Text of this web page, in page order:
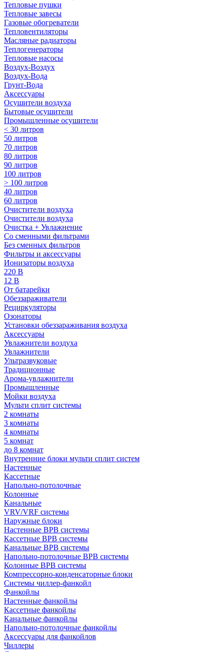
Тепловые пушки
Тепловые завесы
Газовые обогреватели
Тепловентиляторы
Масляные радиаторы
Теплогенераторы
Тепловые насосы
Воздух-Воздух
Воздух-Вода
Грунт-Вода
Аксессуары
Осушители воздуха
Бытовые осушители
Промышленные осушители
< 30 литров
50 литров
70 литров
80 литров
90 литров
100 литров
> 100 литров
40 литров
60 литров
Очистители воздуха
Очистители воздуха
Очистка + Увлажнение
Cо сменными фильтрами
Без сменных фильтров
Фильтры и аксессуары
Ионизаторы воздуха
220 В
12 В
От батарейки
Обеззараживатели
Рециркуляторы
Озонаторы
Установки обеззараживания воздуха
Аксессуары
Увлажнители воздуха
Увлажнители
Ультразвуковые
Традиционные
Арома-увлажнители
Промышленные
Мойки воздуха
Мульти сплит системы
2 комнаты
3 комнаты
4 комнаты
5 комнат
до 8 комнат
Внутренние блоки мульти сплит систем
Настенные
Кассетные
Напольно-потолочные
Колонные
Канальные
VRV/VRF системы
Наружные блоки
Настенные ВРВ системы
Кассетные ВРВ системы
Канальные ВРВ системы
Напольно-потолочные ВРВ системы
Колонные ВРВ системы
Компрессорно-конденсаторные блоки
Системы чиллер-фанкойл
Фанкойлы
Настенные фанкойлы
Кассетные фанкойлы
Канальные фанкойлы
Напольно-потолочные фанкойлы
Аксессуары для фанкойлов
Чиллеры